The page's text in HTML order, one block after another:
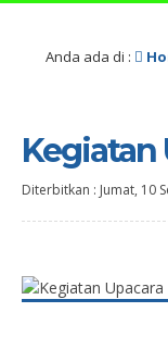
Anda ada di :
Kegiatan
Diterbitkan : Jumat, 10